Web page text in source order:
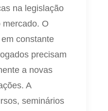
na legislação
mercado. O
constante
precisam
a novas
A
seminários